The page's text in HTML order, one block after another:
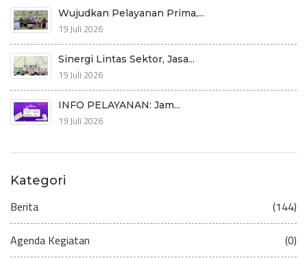
Wujudkan Pelayanan Prima,...
19 Juli 2026
Sinergi Lintas Sektor, Jasa...
19 Juli 2026
INFO PELAYANAN: Jam...
19 Juli 2026
Kategori
Berita (144)
Agenda Kegiatan (0)